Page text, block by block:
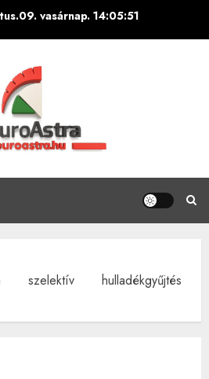
vasárnap. 14:05:52
szelektív hulladékgyűjtés